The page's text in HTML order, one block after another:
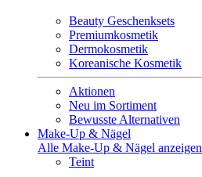
Beauty Geschenksets
Premiumkosmetik
Dermokosmetik
Koreanische Kosmetik
Aktionen
Neu im Sortiment
Bewusste Alternativen
Make-Up & Nägel
Alle Make-Up & Nägel anzeigen
Teint